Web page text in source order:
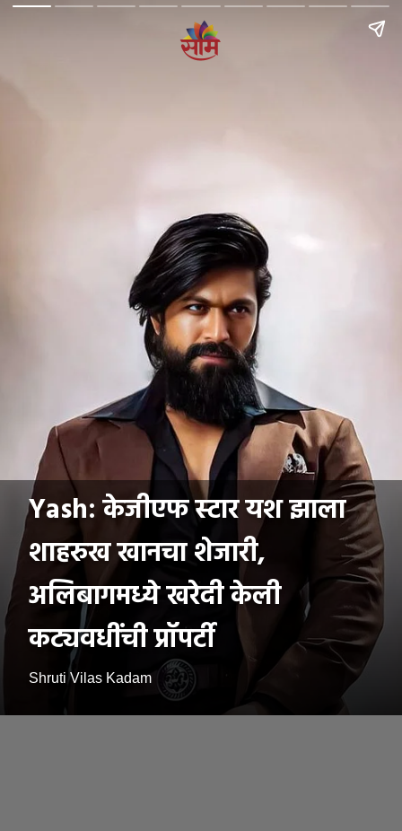
Yash: केजीएफ स्टार यश झाला
शाहरुख खानचा शेजारी,
अलिबागमध्ये खरेदी केली
कट्यवधींची प्रॉपर्टी
Shruti Vilas Kadam